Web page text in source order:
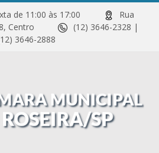
de 11:00 às 17:00
Rua
08, Centro
(12) 3646-2328 |
3646-2888